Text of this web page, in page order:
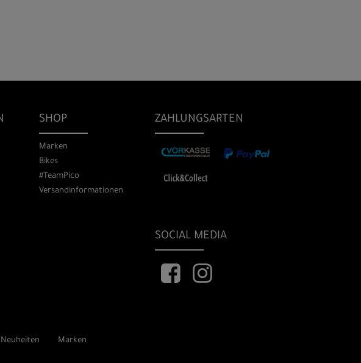
SHOP
Marken
Bikes
#TeamPico
Versandinformationen
ZAHLUNGSARTEN
SOCIAL MEDIA
Neuheiten Marken